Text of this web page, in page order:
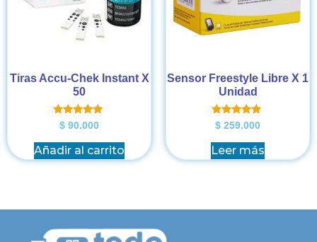
Tiras Accu-Chek Instant X
50
Valorado en
5.00
de 5
$ 90.000
Añadir al carrito
Sensor Freestyle Libre X 1
Unidad
Valorado en
5.00
de 5
$ 259.000
Leer más